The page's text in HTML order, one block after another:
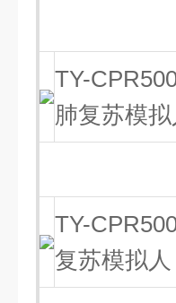
TY-
肺复苏模拟
TY-
复苏模拟人